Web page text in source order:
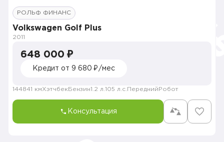
РОЛЬФ ФИНАНС
Volkswagen Golf Plus
2011
648 000 ₽
Кредит от 9 680 ₽/мес
144841 кмХэтчбек Бензин1.2 л. 105 л.с. Передний Робот
Консультация